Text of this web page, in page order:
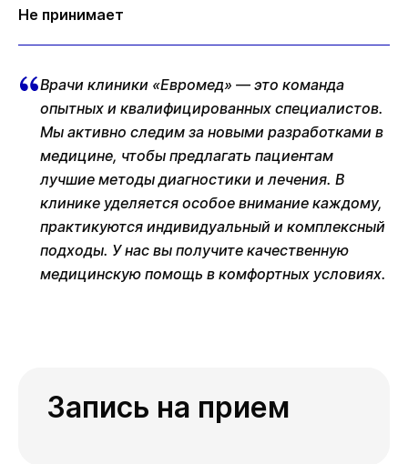
Не принимает
Врачи клиники «Евромед» — это команда
опытных и квалифицированных специалистов.
Мы активно следим за новыми разработками в
медицине, чтобы предлагать пациентам
лучшие методы диагностики и лечения. В
клинике уделяется особое внимание каждому,
практикуются индивидуальный и комплексный
подходы. У нас вы получите качественную
медицинскую помощь в комфортных условиях.
Запись на прием